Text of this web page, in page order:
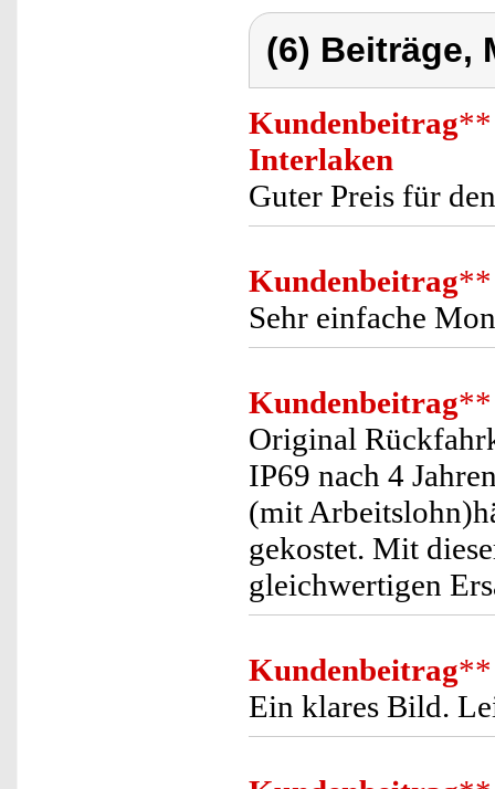
(6) Beiträge,
Kundenbeitrag**
Interlaken
Guter Preis für
Kundenbeitrag**
Sehr einfache
Kundenbeitrag**
Original
IP69 nach 4
(mit
gekostet. Mit
gleichwertigen
Kundenbeitrag**
Ein klares Bild.